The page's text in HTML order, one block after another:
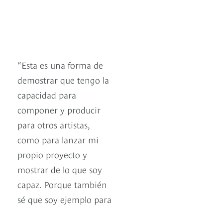
“Esta es una forma de
demostrar que tengo la
capacidad para
componer y producir
para otros artistas,
como para lanzar mi
propio proyecto y
mostrar de lo que soy
capaz. Porque también
sé que soy ejemplo para